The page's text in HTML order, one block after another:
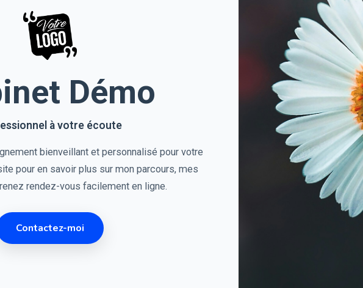
Démo
à votre écoute
bienveillant et personnalisé pour votre
pour en savoir plus sur mon parcours, mes
rendez-vous facilement en ligne.
Contactez-moi